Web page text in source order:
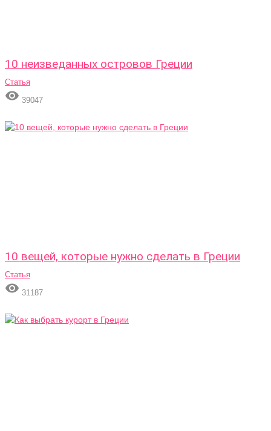
10 неизведанных островов Греции
Статья
 39047
10 вещей, которые нужно сделать в Греции
Статья
 31187